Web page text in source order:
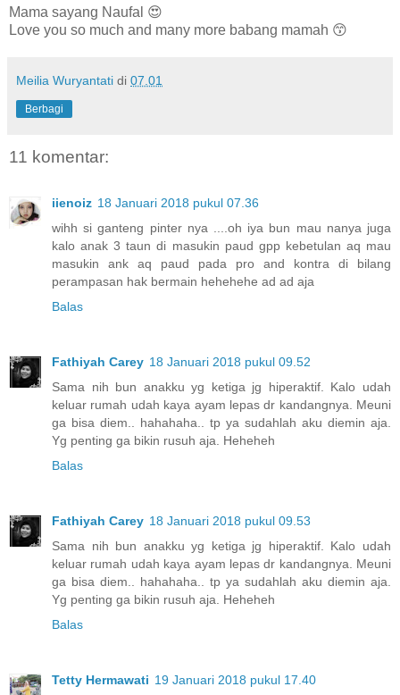
Mama sayang Naufal 😍
Love you so much and many more babang mamah 😙
Meilia Wuryantati di 07.01
Berbagi
11 komentar:
iienoiz 18 Januari 2018 pukul 07.36
wihh si ganteng pinter nya ....oh iya bun mau nanya juga
kalo anak 3 taun di masukin paud gpp kebetulan aq mau
masukin ank aq paud pada pro and kontra di bilang
perampasan hak bermain hehehehe ad ad aja
Balas
Fathiyah Carey 18 Januari 2018 pukul 09.52
Sama nih bun anakku yg ketiga jg hiperaktif. Kalo udah
keluar rumah udah kaya ayam lepas dr kandangnya. Meuni
ga bisa diem.. hahahaha.. tp ya sudahlah aku diemin aja.
Yg penting ga bikin rusuh aja. Heheheh
Balas
Fathiyah Carey 18 Januari 2018 pukul 09.53
Sama nih bun anakku yg ketiga jg hiperaktif. Kalo udah
keluar rumah udah kaya ayam lepas dr kandangnya. Meuni
ga bisa diem.. hahahaha.. tp ya sudahlah aku diemin aja.
Yg penting ga bikin rusuh aja. Heheheh
Balas
Tetty Hermawati 19 Januari 2018 pukul 17.40